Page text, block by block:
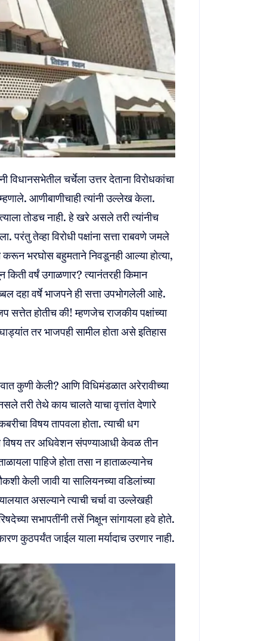
चर्चेला उत्तर देताना विरोधकांचा
आणीबाणीचाही त्यांनी उल्लेख केला.
तोडच नाही. हे खरे असले तरी त्यांनीच
तेव्हा विरोधी पक्षांना सत्ता राबवणे जमले
करून भरघोस बहुमताने निवडूनही आल्या होत्या,
वर्षं उगाळणार? त्यानंतरही किमान
दहा वर्षे भाजपने ही सत्ता उपभोगलेली आहे.
सत्तेत होतीच की! म्हणजेच राजकीय पक्षांच्या
तर भाजपही सामील होता असे इतिहास
कुणी केली? आणि विधिमंडळात अरेरावीच्या
तरी तेथे काय चालते याचा वृत्तांत देणारे
विषय तापवला होता. त्याची धग
विषय तर अधिवेशन संपण्याआधी केवळ तीन
पाहिजे होता तसा न हाताळल्यानेच
केली जावी या सालियनच्या वडिलांच्या
असल्याने त्याची चर्चा वा उल्लेखही
सभापतींनी तसें निक्षून सांगायला हवे होते.
कुठपर्यंत जाईल याला मर्यादाच उरणार नाही.